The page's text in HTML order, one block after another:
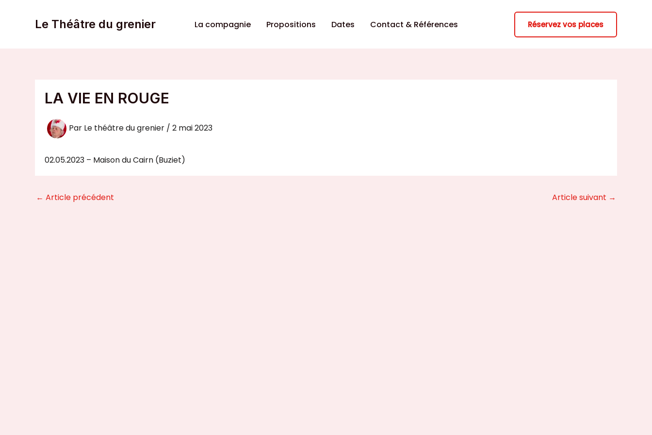
Le Théâtre du grenier La compagnie Propositions Dates Contact & Références Réservez vos places
LA VIE EN ROUGE
Par Le théâtre du grenier / 2 mai 2023
02.05.2023 – Maison du Cairn (Buziet)
← Article précédent Article suivant →